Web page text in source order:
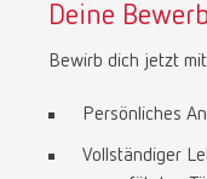
Deine
Bewirb dich jetzt
Persönliches
Vollständiger